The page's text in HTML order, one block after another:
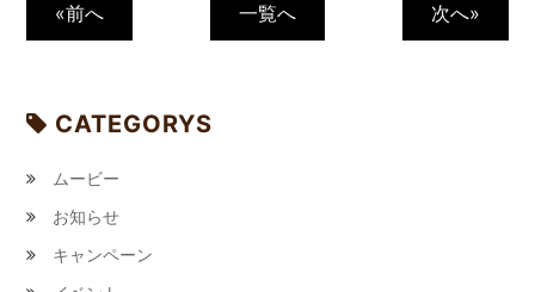
«前へ 一覧へ 次へ»
CATEGORYS
ムービー
お知らせ
キャンペーン